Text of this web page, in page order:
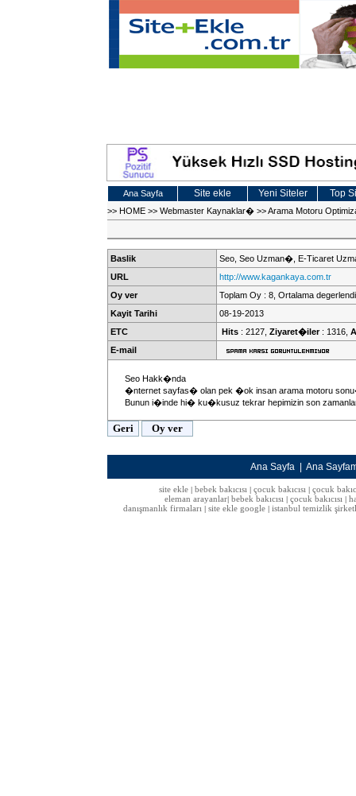
Ana Sayfa Site ekle Yeni Siteler Top
>> HOME >> Webmaster Kaynaklar� >>Arama Motoru
Baslik
Seo, Seo Uzman�, E-Ticaret
URL
http://www.kagankaya.com.tr
Oy ver
Toplam Oy : 8, Ortalama
Kayit Tarihi
08-19-2013
ETC
Hits : 2127, Ziyaret�iler: 1316,
E-mail
Seo Hakk�nda
�nternet sayfas� olan pek �ok insan arama motoru
Bunun i�inde hi� ku�kusuz tekrar hepimizin son
Ana Sayfa Ana
site ekle| bebek bakıcısı| çocuk bakıcısı| çocuk
eleman arayanlar bebek bakıcısı çocuk bakıcısı
danışmanlık firmaları
site ekle google istanbul temizlik